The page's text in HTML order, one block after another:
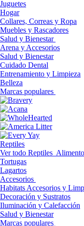
Juguetes
Hogar
Collares, Correas y Ropa
Muebles y Rascadores
Salud y Bienestar
Arena y Accesorios
Salud y Bienestar
Cuidado Dental
Entrenamiento y Limpieza
Belleza
Marcas populares
Reptiles
Ver todo Reptiles Alimento
Tortugas
Lagartos
Accesorios
Habitats Accesorios y
Decoración y Sustratos
Iluminación y Calefacción
Salud y Bienestar
Marcas populares